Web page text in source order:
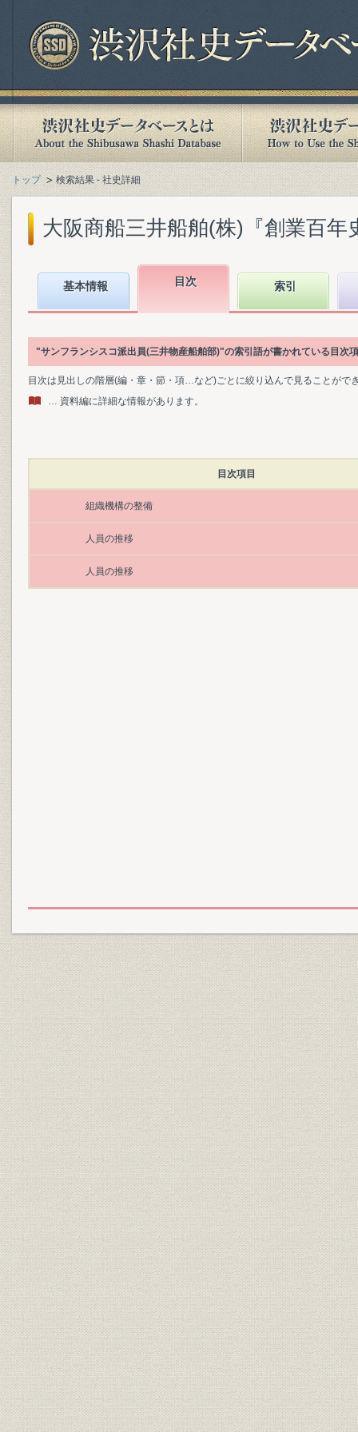
トップ 検索結果 - 社史詳細
大阪商船三井船舶(株)『創業百年
基本情報 目次 索引
"サンフランシスコ派出員(三井物産船舶部)"の索引語が書かれている目次
目次は見出しの階層(編・章・節・項…など)ごとに絞り込んで見ることがで
… 資料編に詳細な情報があります。
目次項目
組織機構の整備
人員の推移
人員の推移